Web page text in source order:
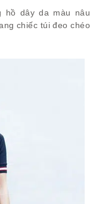
hồ dây da màu nâu
chiếc túi đeo chéo